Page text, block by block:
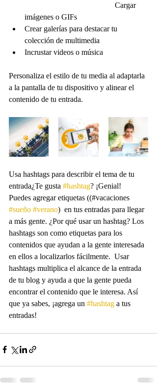
                                              Cargar
imágenes o GIFs
Crear galerías para destacar tu
colección de multimedia
Incrustar videos o música
Personaliza el estilo de tu media al adaptarla
a la pantalla de tu dispositivo y alinear el
contenido de tu entrada.
Usa hashtags para describir el tema de tu
entrada¿Te gusta #hashtag? ¡Genial!
Puedes agregar etiquetas ((#vacaciones
#sueño #verano)  en tus entradas para llegar
a más gente. ¿Por qué usar un hashtag? Los
hashtags son como etiquetas para los
contenidos que ayudan a la gente interesada
en ellos a localizarlos fácilmente.  Usar
hashtags multiplica el alcance de la entrada
de tu blog y ayuda a que la gente pueda
encontrar el contenido que le interesa. Así
que ya sabes, ¡agrega un #hashtag a tus
entradas!